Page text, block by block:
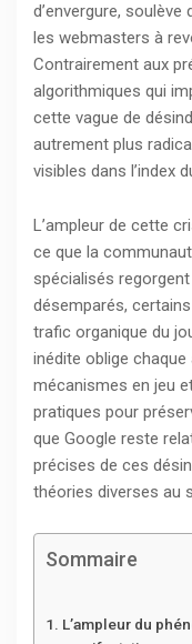
d’envergure,
les webmasters à
Contrairement aux
algorithmiques qui
cette vague de
autrement plus
visibles dans l’index
L’ampleur de cette
ce que la
spécialisés
désemparés,
trafic organique du
inédite oblige
mécanismes en jeu
pratiques pour
que Google reste
précises de ces
théories diverses au
Sommaire
L’ampleur du